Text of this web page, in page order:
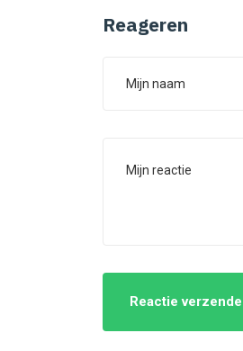
Reageren
Reactie